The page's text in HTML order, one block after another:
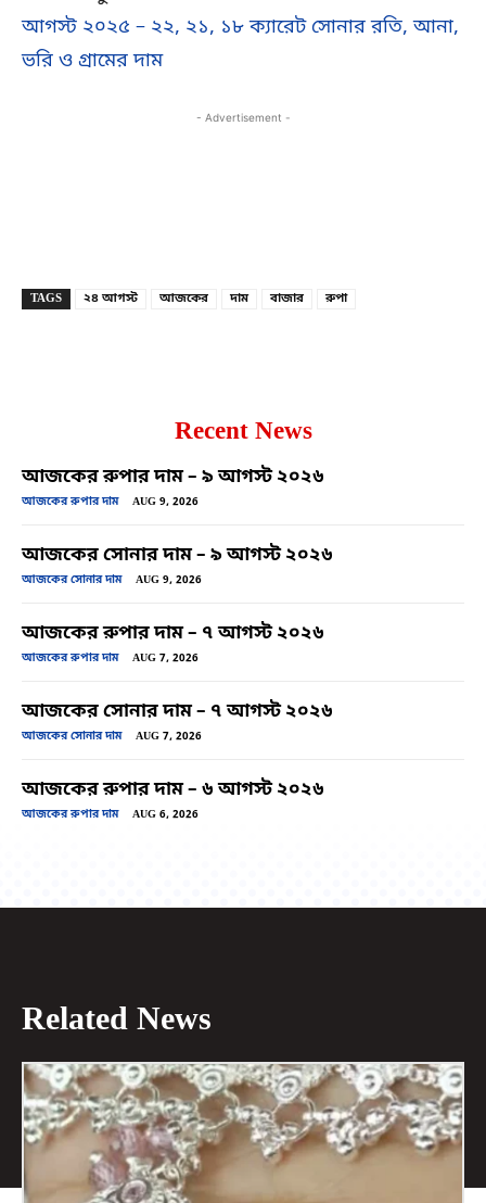
আগস্ট ২০২৫ – ২২, ২১, ১৮ ক্যারেট সোনার রতি, আনা,
ভরি ও গ্রামের দাম
- Advertisement -
TAGS ২৪ আগস্ট আজকের দাম বাজার রুপা
Recent News
আজকের রুপার দাম – ৯ আগস্ট ২০২৬
আজকের রুপার দাম AUG 9, 2026
আজকের সোনার দাম – ৯ আগস্ট ২০২৬
আজকের সোনার দাম AUG 9, 2026
আজকের রুপার দাম – ৭ আগস্ট ২০২৬
আজকের রুপার দাম AUG 7, 2026
আজকের সোনার দাম – ৭ আগস্ট ২০২৬
আজকের সোনার দাম AUG 7, 2026
আজকের রুপার দাম – ৬ আগস্ট ২০২৬
আজকের রুপার দাম AUG 6, 2026
Related News